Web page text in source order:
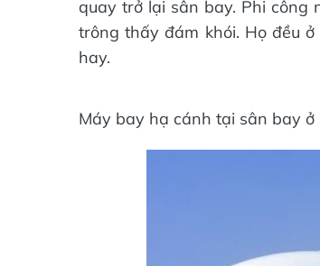
quay trở lại sân bay. Phi công
trông thấy đám khói. Họ đều
hay.
Máy bay hạ cánh tại sân bay